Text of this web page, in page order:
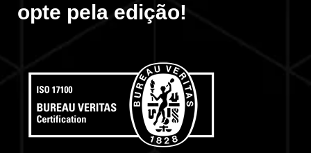
opte pela edição!